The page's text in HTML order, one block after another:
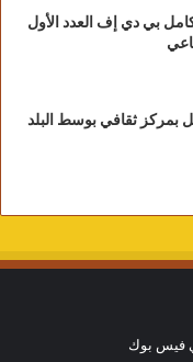
بي دي إف العدد الأول
بمركز ثقافي بوسط البلد
فيس بوك